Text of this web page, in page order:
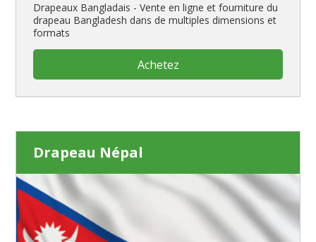
Drapeaux Bangladais - Vente en ligne et fourniture du
drapeau Bangladesh dans de multiples dimensions et
formats
Achetez
Drapeau Népal